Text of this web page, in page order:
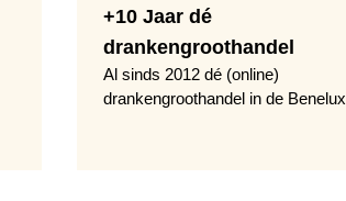
+10 Jaar dé
drankengroothandel
Al sinds 2012 dé (online)
drankengroothandel in de Benelux